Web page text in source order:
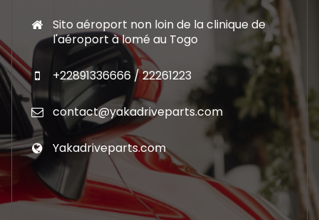
Sito aéroport non loin de la clinique de
l'aéroport à lomé au Togo
+22891336666 / 22261223
contact@yakadriveparts.com
Yakadriveparts.com